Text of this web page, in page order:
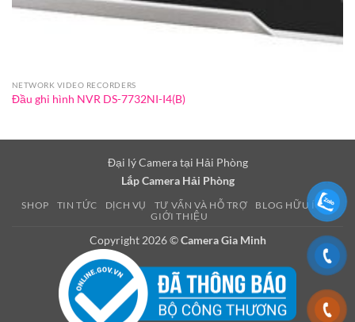
NETWORK VIDEO RECORDERS
Đầu ghi hình NVR DS-7732NI-I4(B)
Đại lý Camera tại Hải Phòng
Lắp Camera Hải Phòng
SHOP TIN TỨC DỊCH VỤ TƯ VẤN VÀ HỖ TRỢ
BLOG HỮU ÍCH
GIỚI THIỆU
Copyright 2026 ©Camera Gia Minh